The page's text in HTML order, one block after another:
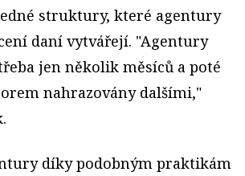
struktury, které agentury
daní vytvářejí. "Agentury
jen několik měsíců a poté
nahrazovány dalšími,"
díky podobným praktikám